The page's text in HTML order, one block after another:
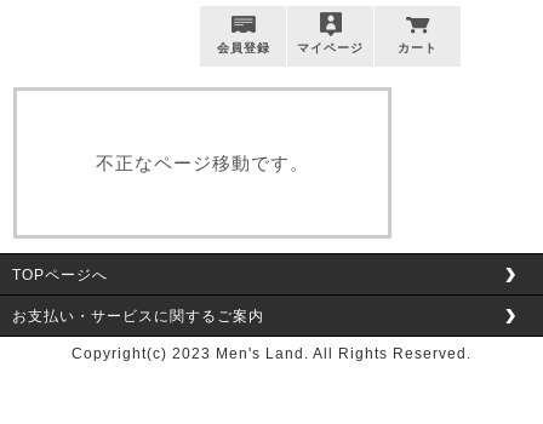
会員登録 マイページ カート
不正なページ移動です。
TOPページへ
お支払い・サービスに関するご案内
Copyright(c) 2023 Men's Land. All Rights Reserved.